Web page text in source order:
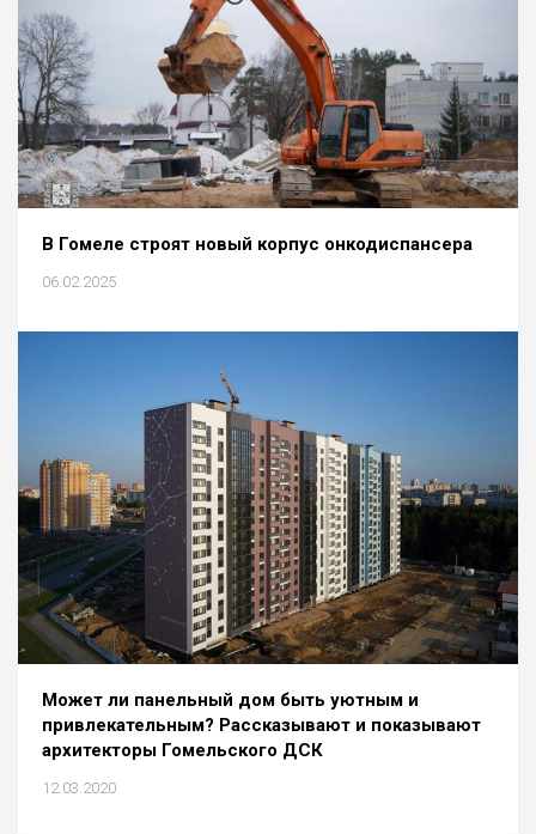
В Гомеле строят новый корпус онкодиспансера
06.02.2025
Может ли панельный дом быть уютным и
привлекательным? Рассказывают и показывают
архитекторы Гомельского ДСК
12.03.2020